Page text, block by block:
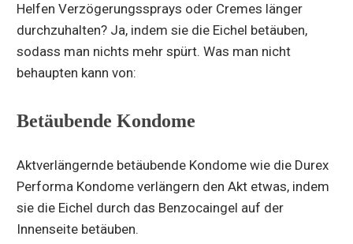
Helfen Verzögerungssprays oder Cremes länger
durchzuhalten? Ja, indem sie die Eichel betäuben,
sodass man nichts mehr spürt. Was man nicht
behaupten kann von:
Betäubende Kondome
Aktverlängernde betäubende Kondome wie die Durex
Performa Kondome verlängern den Akt etwas, indem
sie die Eichel durch das Benzocaingel auf der
Innenseite betäuben.